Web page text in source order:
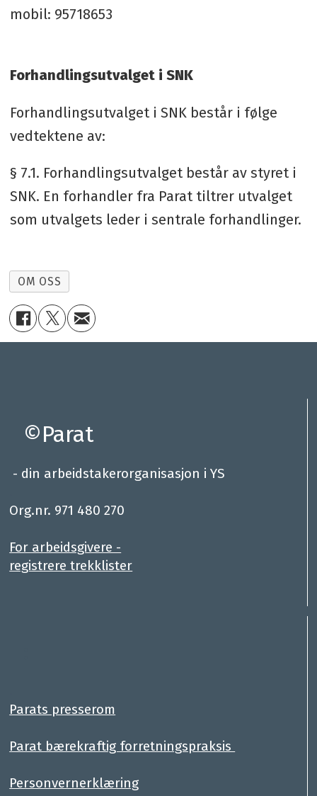
mobil: 95718653
Forhandlingsutvalget i SNK
Forhandlingsutvalget i SNK består i følge
vedtektene av:
§ 7.1. Forhandlingsutvalget består av styret i
SNK. En forhandler fra Parat tiltrer utvalget
som utvalgets leder i sentrale forhandlinger.
OM OSS
©Parat
- din arbeidstakerorganisasjon i YS
Org.nr. 971 480 270
For arbeidsgivere -
registrere trekklister
Parats presserom
Parat bærekraftig forretningspraksis
Personvernerklæring